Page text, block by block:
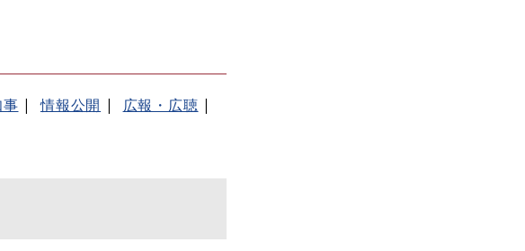
情報公開
広報・広聴